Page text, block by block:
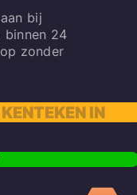
bij
binnen 24
zonder